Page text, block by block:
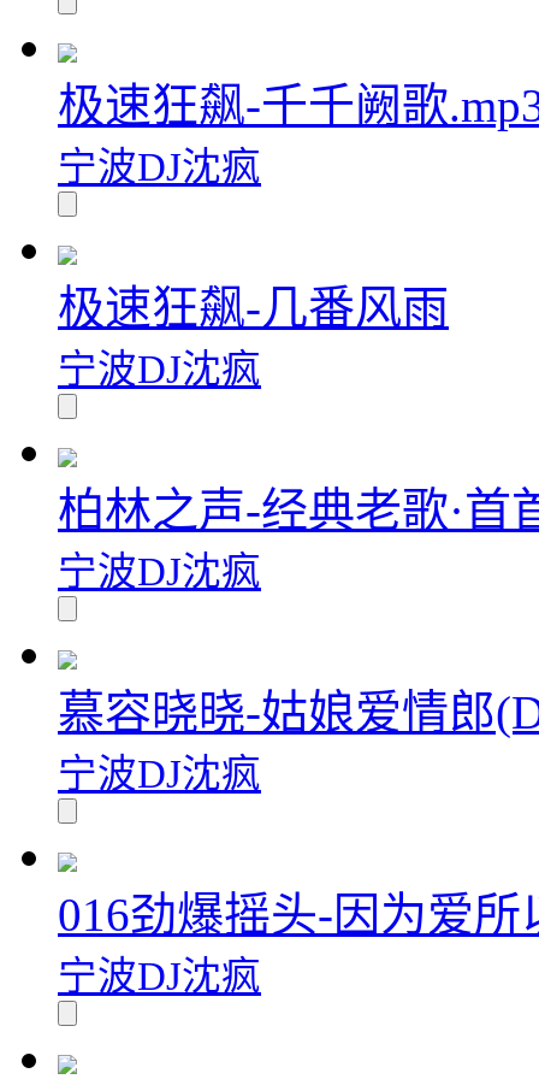
极速狂飙-千千阙歌
宁波DJ沈疯
极速狂飙-几番风雨
宁波DJ沈疯
柏林之声-经典老歌·首
宁波DJ沈疯
慕容晓晓-姑娘爱情郎
宁波DJ沈疯
016劲爆摇头-因为爱所
宁波DJ沈疯